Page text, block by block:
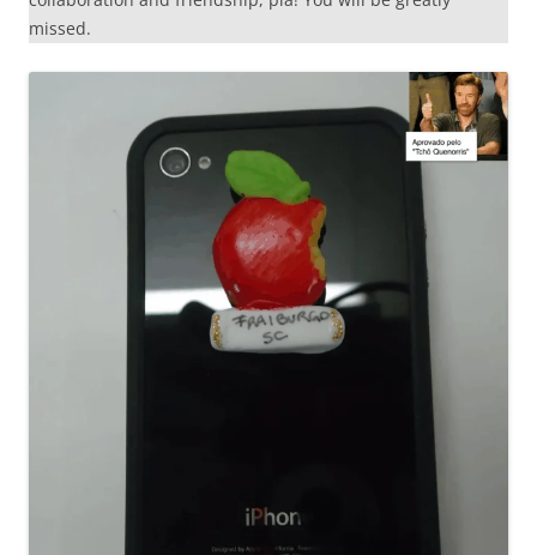
missed.